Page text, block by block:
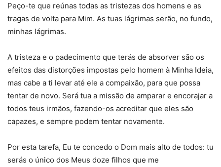
Peço-te que reúnas todas as tristezas dos homens e as
tragas de volta para Mim. As tuas lágrimas serão, no fundo,
minhas lágrimas.
A tristeza e o padecimento que terás de absorver são os
efeitos das distorções impostas pelo homem à Minha Ideia,
mas cabe a ti levar até ele a compaixão, para que possa
tentar de novo. Será tua a missão de amparar e encorajar a
todos teus irmãos, fazendo-os acreditar que eles são
capazes, e sempre podem tentar novamente.
Por esta tarefa, Eu te concedo o Dom mais alto de todos: tu
serás o único dos Meus doze filhos que me